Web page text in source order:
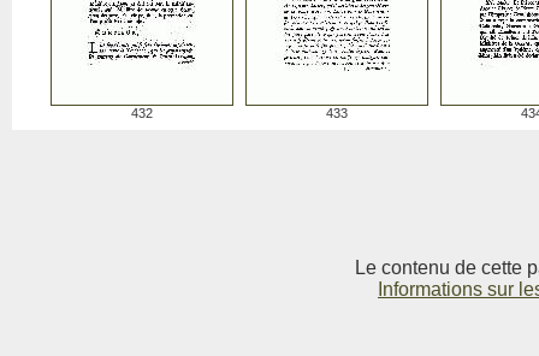
432 433
Le contenu de cette
Informations sur